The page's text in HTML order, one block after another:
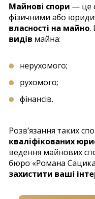
Майнові спори — це
фізичними або
власності на майно.
видів майна:
нерухомого;
рухомого;
фінансів.
Розв’язання таких
кваліфікованих
ведення майнових
бюро «Романа
захистити ваші